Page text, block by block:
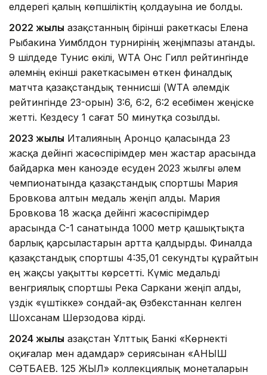
елдерегі қалың көпшіліктің қолдауына ие болды.
2022 жылы Қазақстанның бірінші ракеткасы Елена
Рыбакина Уимблдон турнирінің жеңімпазы атанды.
9 шілдеде Тунис өкілі, WTA Онс Гилл рейтингінде
әлемнің екінші ракеткасымен өткен финалдық
матчта қазақстандық теннисші (WTA әлемдік
рейтингінде 23-орын) 3:6, 6:2, 6:2 есебімен жеңіске
жетті. Кездесу 1 сағат 50 минутқа созылды.
2023 жылы Италияның Аронцо қаласында 23
жасқа дейінгі жасөспірімдер мен жастар арасында
байдарка мен каноэде есуден 2023 жылғы әлем
чемпионатында қазақстандық спортшы Мария
Бровкова алтын медаль жеңіп алды. Мария
Бровкова 18 жасқа дейінгі жасөспірімдер
арасында С-1 санатында 1000 метр қашықтықта
барлық қарсыластарын артта қалдырды. Финалда
қазақстандық спортшы 4:35,01 секундты құрайтын
ең жақсы уақытты көрсетті. Күміс медальді
венгриялық спортшы Река Саркани жеңіп алды,
үздік «үштікке» сондай-ақ Өзбекстаннан келген
Шохсанам Шерзодова кірді.
2024 жылы Қазақстан Ұлттық Банкі «Көрнекті
оқиғалар мен адамдар» сериясынан «ҚАНЫШ
СӘТБАЕВ. 125 ЖЫЛ» коллекциялық монеталарын